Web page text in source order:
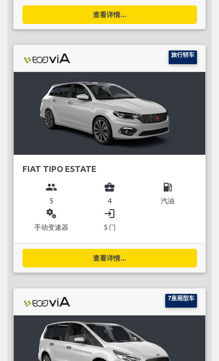
查看详情...
旅行轿车
FIAT TIPO ESTATE
group
5
business_center
4
local_gas_station
汽油
miscellaneous_services
手动变速器
login
5 门
查看详情...
7座厢型车